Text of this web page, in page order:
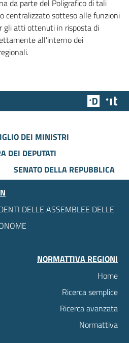
da parte del Poligrafico di tali
centralizzato sotteso alle funzioni
gli atti ottenuti in risposta di
all’interno dei
Team
DEI MINISTRI
DEI DEPUTATI
SENATO DELLA REPUBBLICA
DELLE ASSEMBLEE DELLE
NORMATTIVA REGIONI
Home
Ricerca semplice
Ricerca avanzata
Normattiva